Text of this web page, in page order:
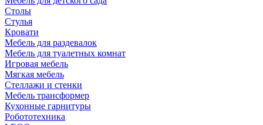
Столы
Cтулья
Кровати
Мебель для раздевалок
Мебель для туалетных комнат
Игровая мебель
Мягкая мебель
Стеллажи и стенки
Мебель трансформер
Кухонные гарнитуры
Робототехника